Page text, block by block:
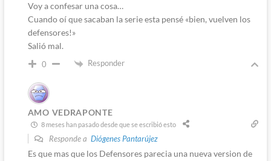
Voy a confesar una cosa…
Cuando oí que sacaban la serie esta pensé «bien, vuelven los
defensores!»
Salió mal.
0 Responder
AMO VEDRAPONTE
8 meses han pasado desde que se escribió esto
Responde a Diógenes Pantarújez
Es que mas que los Defensores parecia una nueva version de